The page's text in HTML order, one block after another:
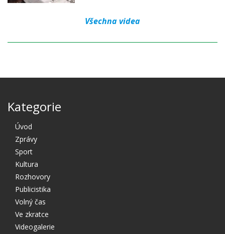
Všechna videa
Kategorie
Úvod
Zprávy
Sport
Kultura
Rozhovory
Publicistika
Volný čas
Ve zkratce
Videogalerie